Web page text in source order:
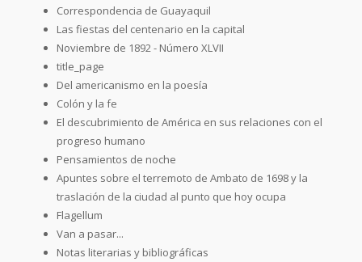
Correspondencia de Guayaquil
Las fiestas del centenario en la capital
Noviembre de 1892 - Número XLVII
title_page
Del americanismo en la poesía
Colón y la fe
El descubrimiento de América en sus relaciones con el
progreso humano
Pensamientos de noche
Apuntes sobre el terremoto de Ambato de 1698 y la
traslación de la ciudad al punto que hoy ocupa
Flagellum
Van a pasar...
Notas literarias y bibliográficas